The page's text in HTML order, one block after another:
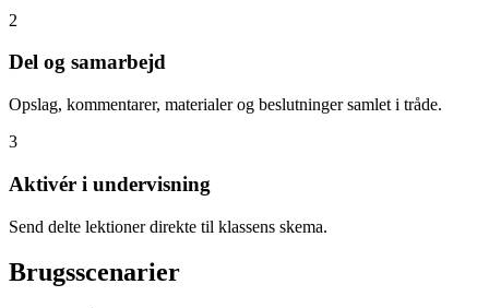
2
Del og samarbejd
Opslag, kommentarer, materialer og beslutninger samlet i tråde.
3
Aktivér i undervisning
Send delte lektioner direkte til klassens skema.
Brugsscenarier